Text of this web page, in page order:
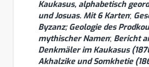
Kaukasus, alphabetisch
und Josuas. Mit 6 Karten;
Byzanz; Geologie des
mythischer Namen; Bericht
Denkmäler im Kaukasus
Akhalzike und Somkhetie